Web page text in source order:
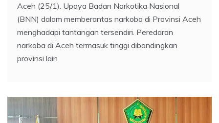
Aceh (25/1). Upaya Badan Narkotika Nasional
(BNN) dalam memberantas narkoba di Provinsi Aceh
menghadapi tantangan tersendiri. Peredaran
narkoba di Aceh termasuk tinggi dibandingkan
provinsi lain